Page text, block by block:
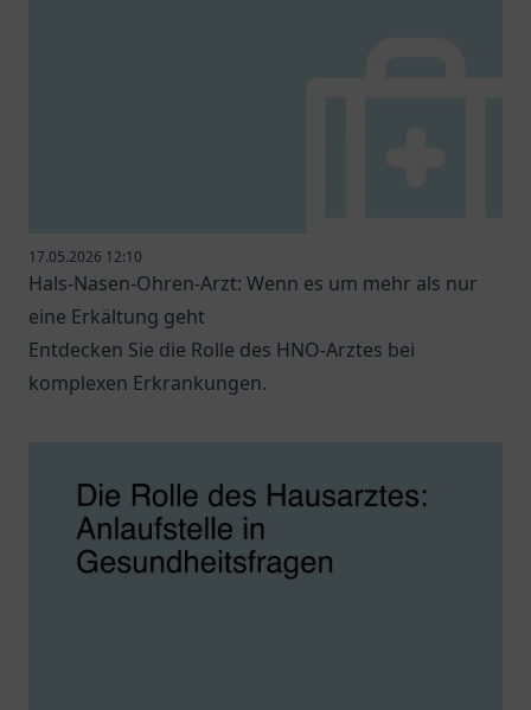
17.05.2026 12:10
Hals-Nasen-Ohren-Arzt: Wenn es um mehr als nur
eine Erkältung geht
Entdecken Sie die Rolle des HNO-Arztes bei
komplexen Erkrankungen.